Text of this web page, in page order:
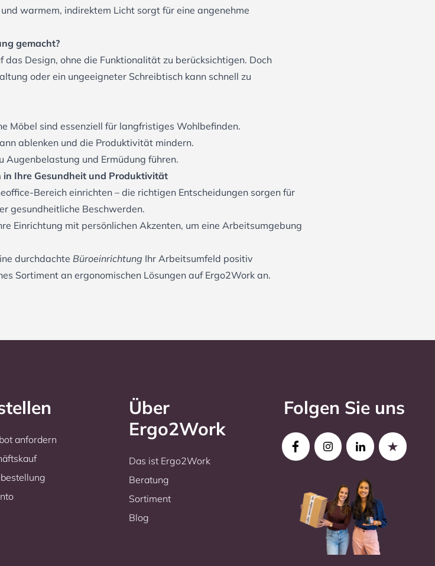
warmem, indirektem Licht sorgt für eine angenehme
gemacht?
Design, ohne die Funktionalität zu berücksichtigen. Doch
oder ein ungeeigneter Schreibtisch kann schnell zu
Möbel sind essenziell für langfristiges Wohlbefinden.
ablenken und die Produktivität mindern.
Augenbelastung und Ermüdung führen.
Ihre Gesundheit und Produktivität
Bereich einrichten – die richtigen Entscheidungen sorgen für
gesundheitliche Beschwerden.
Einrichtung mit persönlichen Akzenten, um eine Arbeitsumgebung
durchdachte Büroeinrichtung Ihr Arbeitsumfeld positiv
Sortiment an ergonomischen Lösungen auf Ergo2Work an.
anfordern
Über
Ergo2Work
Das ist Ergo2Work
Beratung
Sortiment
Blog
Folgen Sie uns